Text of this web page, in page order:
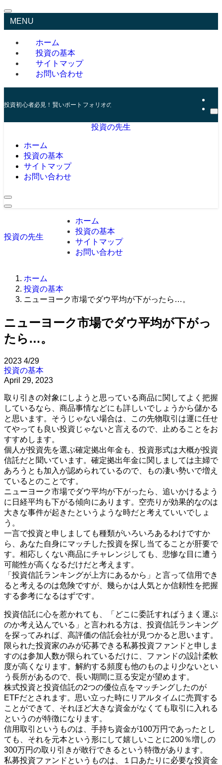
MENU
ホーム
投資の基本
サイトマップ
お問い合わせ
投資初心者必見！賢いポートフォリオの組み方とリスク管理の秘訣
投資の先生
ホーム
投資の基本
サイトマップ
お問い合わせ
投資の先生
ホーム
投資の基本
サイトマップ
お問い合わせ
ホーム
投資の基本
ニューヨーク市場でダウ平均が下がったら…。
ニューヨーク市場でダウ平均が下がっ
たら…。
2023 4/29
投資の基本
April 29, 2023
取り引きの対象にしようと思っている商品に関してよく把握
しているなら、商品事情などにも詳しいでしょうから儲かる
と思います。そうじゃない場合は、この先物取引は運に任せ
てやっても良い投資じゃないと言えるので、止めることをお
すすめします。
個人が投資先を選ぶ確定拠出年金も、投資形式は大概が投資
信託だと聞いています。確定拠出年金に関しましては主婦で
あろうとも加入が認められているので、もの凄い勢いで増え
ているとのことです。
ニューヨーク市場でダウ平均が下がったら、追いかけるよう
に日経平均も下がる傾向にあります。空売りが効果的なのは
大きな事件が起きたというような時だと考えていいでしょ
う。
一言で投資と申しましても種類がいろいろあるわけですか
ら、あなた自身にマッチした投資を探し当てることが肝要で
す。相応しくない商品にチャレンジしても、悲惨な目に遭う
可能性が高くなるだけだと考えます。
「投資信託ランキングが上方にあるから」と言って信用でき
ると考えるのは危険ですが、幾らかは人気とか信頼性を把握
する参考になるはずです。
投資信託に心を惹かれても、「どこに委託すればうまく運ぶ
のか考え込んでいる」と言われる方は、投資信託ランキング
を探ってみれば、高評価の信託会社が見つかると思います。
限られた投資家のみが応募できる私募投資ファンドと申しま
すのは参加人数が限られているだけに、ファンドの設計柔軟
度が高くなります。解約する頻度も他のものより少ないとい
う長所があるので、長い期間に亘る安定が望めます。
株式投資と投資信託の2つの優位点をマッチングしたのが
ETFだとされます。思い立った時にリアルタイムに売買する
ことができて、それほど大きな資金がなくても取引に入れる
というのが特徴になります。
信用取引というものは、手持ち資金が100万円であったとし
ても、それを元本という形にして嬉しいことに200％増しの
300万円の取り引きが敢行できるという特徴があります。
私募投資ファンドというものは、１口あたりに必要な投資金